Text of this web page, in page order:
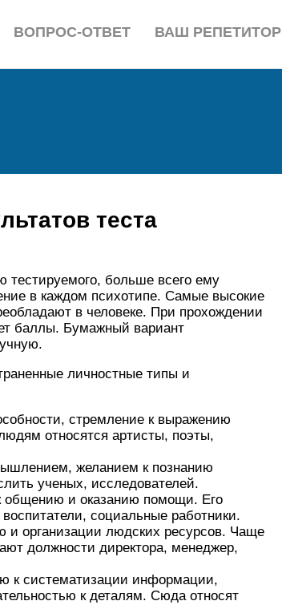
ВАШ РЕПЕТИТОР
ВОПРОС-ОТВЕТ
теста
больше всего ему
в каждом психотипе. Самые высокие
в человеке. При прохождении
баллы. Бумажный вариант
личностные типы и
стремление к выражению
относятся артисты, поэты,
желанием к познанию
ученых, исследователей.
общению и оказанию помощи. Его
социальные работники.
и организации людских ресурсов. Чаще
должности директора, менеджер,
к систематизации информации,
к деталям. Сюда относят